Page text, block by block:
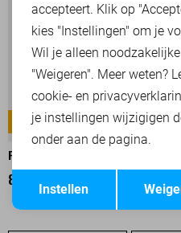
NORDROP -25%
PME LEGEND BROEK
82,50 109,99
accepteert. Klik op
kies "Instellingen" om je
Wil je alleen
"Weigeren". Meer weten?
cookie- en
je instellingen wijzigigen
onder aan de pagina.
Instellen